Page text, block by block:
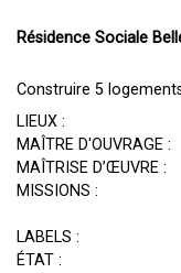
Résidence Sociale
Construire 5
LIEUX :
MAÎTRE D'OUVRAGE :
MAÎTRISE D’ŒUVRE :
MISSIONS :
LABELS :
ÉTAT :